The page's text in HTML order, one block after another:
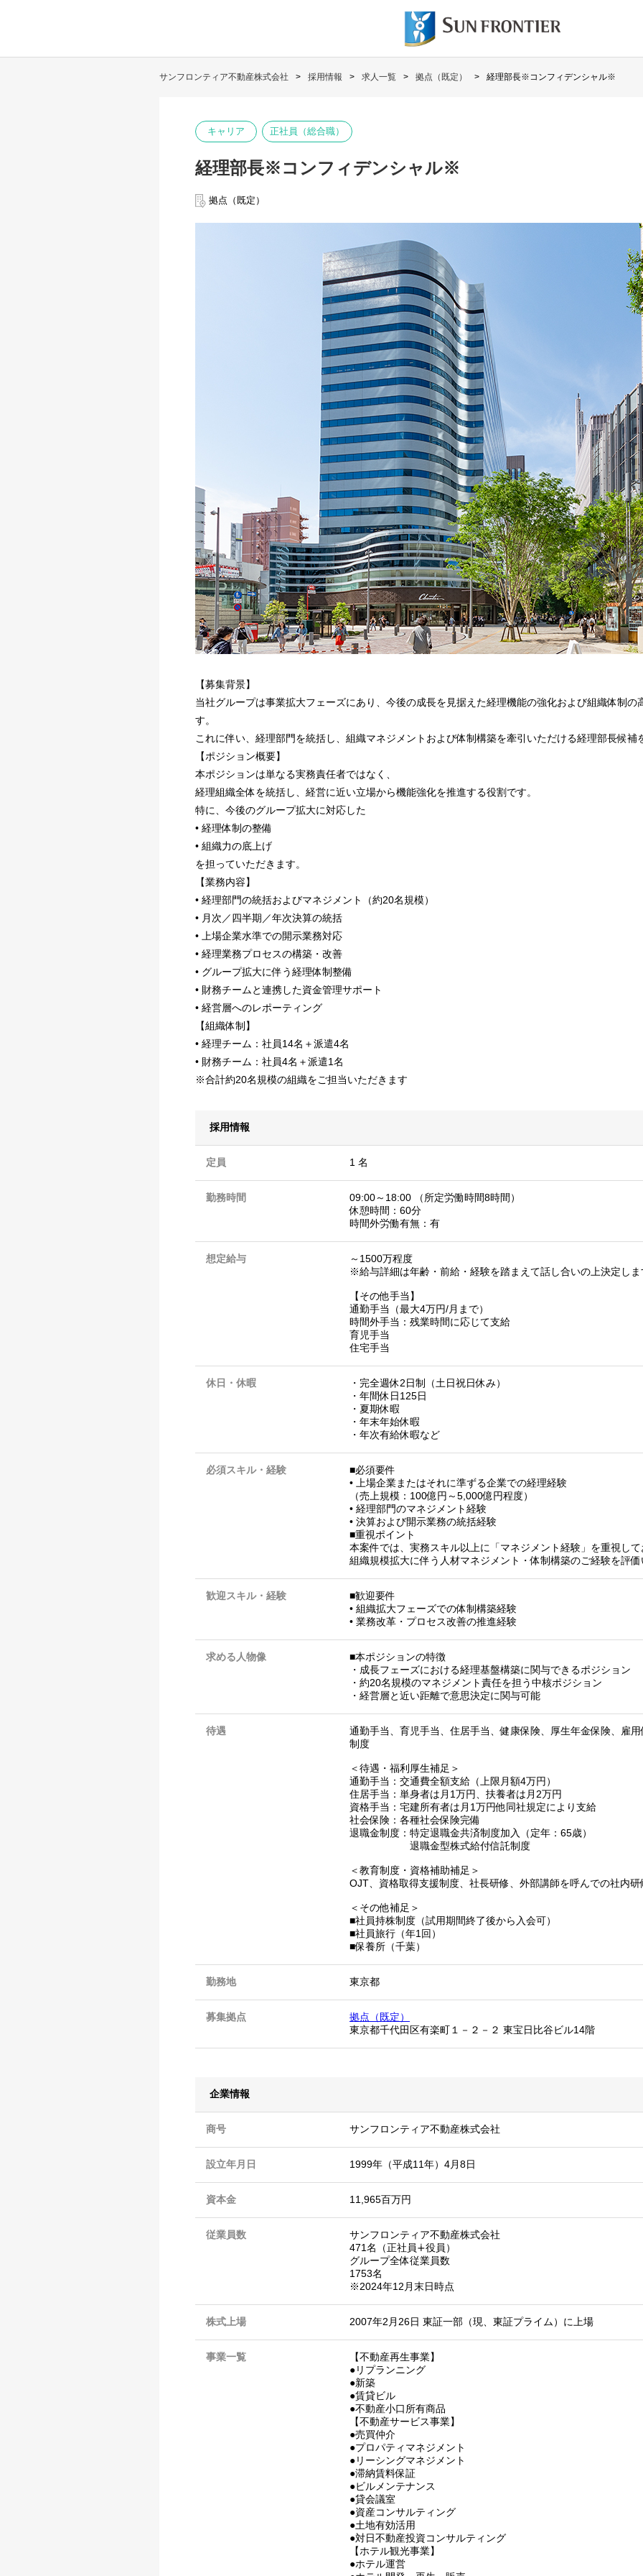
サンフロンティア不動産株式会社 採用情報 求人一覧 拠点（既定） 経理部長※コンフィデンシャル※
キャリア 正社員（総合職）
経理部長※コンフィデンシャル※
拠点（既定）
【募集背景】
当社グループは事業拡大フェーズにあり、今後の成長を見据えた経理機能の強化および組織体制の
す。
これに伴い、経理部門を統括し、組織マネジメントおよび体制構築を牽引いただける経理部長候補
【ポジション概要】
本ポジションは単なる実務責任者ではなく、
経理組織全体を統括し、経営に近い立場から機能強化を推進する役割です。
特に、今後のグループ拡大に対応した
• 経理体制の整備
• 組織力の底上げ
を担っていただきます。
【業務内容】
• 経理部門の統括およびマネジメント（約20名規模）
• 月次／四半期／年次決算の統括
• 上場企業水準での開示業務対応
• 経理業務プロセスの構築・改善
• グループ拡大に伴う経理体制整備
• 財務チームと連携した資金管理サポート
• 経営層へのレポーティング
【組織体制】
• 経理チーム：社員14名＋派遣4名
• 財務チーム：社員4名＋派遣1名
※合計約20名規模の組織をご担当いただきます
採用情報
定員 1 名
勤務時間
09:00～18:00 （所定労働時間8時間）
休憩時間：60分
時間外労働有無：有
想定給与
～1500万程度
※給与詳細は年齢・前給・経験を踏まえて話し合いの上決定しま
【その他手当】
通勤手当（最大4万円/月まで）
時間外手当：残業時間に応じて支給
育児手当
住宅手当
休日・休暇
・完全週休2日制（土日祝日休み）
・年間休日125日
・夏期休暇
・年末年始休暇
・年次有給休暇など
必須スキル・経験
■必須要件
• 上場企業またはそれに準ずる企業での経理経験
（売上規模：100億円～5,000億円程度）
• 経理部門のマネジメント経験
• 決算および開示業務の統括経験
■重視ポイント
本案件では、実務スキル以上に「マネジメント経験」を重視し
組織規模拡大に伴う人材マネジメント・体制構築のご経験を評
歓迎スキル・経験
■歓迎要件
• 組織拡大フェーズでの体制構築経験
• 業務改革・プロセス改善の推進経験
求める人物像
■本ポジションの特徴
・成長フェーズにおける経理基盤構築に関与できるポジション
・約20名規模のマネジメント責任を担う中核ポジション
・経営層と近い距離で意思決定に関与可能
待遇
通勤手当、育児手当、住居手当、健康保険、厚生年金保険、雇
制度
＜待遇・福利厚生補足＞
通勤手当：交通費全額支給（上限月額4万円）
住居手当：単身者は月1万円、扶養者は月2万円
資格手当：宅建所有者は月1万円他同社規定により支給
社会保険：各種社会保険完備
退職金制度：特定退職金共済制度加入（定年：65歳）
退職金型株式給付信託制度
＜教育制度・資格補助補足＞
OJT、資格取得支援制度、社長研修、外部講師を呼んでの社内
＜その他補足＞
■社員持株制度（試用期間終了後から入会可）
■社員旅行（年1回）
■保養所（千葉）
勤務地 東京都
募集拠点
拠点（既定）
東京都千代田区有楽町１－２－２ 東宝日比谷ビル14階
企業情報
商号 サンフロンティア不動産株式会社
設立年月日 1999年（平成11年）4月8日
資本金 11,965百万円
従業員数
サンフロンティア不動産株式会社
471名（正社員∔役員）
グループ全体従業員数
1753名
※2024年12月末日時点
株式上場 2007年2月26日 東証一部（現、東証プライム）に上場
事業一覧
【不動産再生事業】
●リプランニング
●新築
●賃貸ビル
●不動産小口所有商品
【不動産サービス事業】
●売買仲介
●プロパティマネジメント
●リーシングマネジメント
●滞納賃料保証
●ビルメンテナンス
●貸会議室
●資産コンサルティング
●土地有効活用
●対日不動産投資コンサルティング
【ホテル観光事業】
●ホテル運営